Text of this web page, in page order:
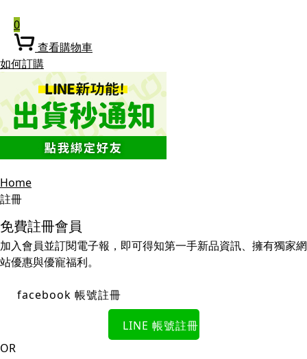
0
查看購物車
如何訂購
Home
註冊
免費註冊會員
加入會員並訂閱電子報，即可得知第一手新品資訊、擁有獨家網
站優惠與優寵福利。
facebook 帳號註冊
LINE 帳號註冊
OR